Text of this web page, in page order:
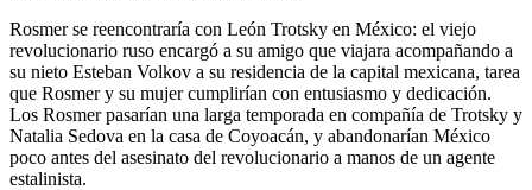
Rosmer se reencontraría con León Trotsky en México: el viejo
revolucionario ruso encargó a su amigo que viajara acompañando a
su nieto Esteban Volkov a su residencia de la capital mexicana, tarea
que Rosmer y su mujer cumplirían con entusiasmo y dedicación.
Los Rosmer pasarían una larga temporada en compañía de Trotsky y
Natalia Sedova en la casa de Coyoacán, y abandonarían México
poco antes del asesinato del revolucionario a manos de un agente
estalinista.